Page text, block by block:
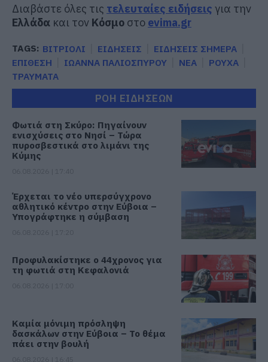
Διαβάστε όλες τις τελευταίες ειδήσεις για την
Ελλάδα και τον Κόσμο στο evima.gr
TAGS: ΒΙΤΡΙΟΛΙ ΕΙΔΗΣΕΙΣ
ΕΙΔΗΣΕΙΣ ΣΗΜΕΡΑ
ΕΠΙΘΕΣΗ
ΙΩΑΝΝΑ ΠΑΛΙΟΣΠΥΡΟΥ ΝΕΑ
ΡΟΥΧΑ
ΤΡΑΥΜΑΤΑ
ΡΟΗ ΕΙΔΗΣΕΩΝ
Φωτιά στη Σκύρο: Πηγαίνουν
ενισχύσεις στο Νησί – Τώρα
πυροσβεστικά στο λιμάνι της
Κύμης
Έρχεται το νέο υπερσύγχρονο
αθλητικό κέντρο στην Εύβοια –
Υπογράφτηκε η σύμβαση
Προφυλακίστηκε ο 44χρονος για
τη φωτιά στη Κεφαλονιά
Καμία μόνιμη πρόσληψη
δασκάλων στην Εύβοια – Το θέμα
πάει στην βουλή